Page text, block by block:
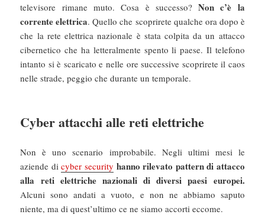
televisore rimane muto. Cosa è successo?Non c’è la
corrente elettrica. Quello che scoprirete qualche ora dopo è
che la rete elettrica nazionale è stata colpita da un attacco
cibernetico che ha letteralmente spento li paese. Il telefono
intanto si è scaricato e nelle ore successive scoprirete il caos
nelle strade, peggio che durante un temporale.
Cyber attacchi alle reti elettriche
Non è uno scenario improbabile. Negli ultimi mesi le
aziende dicyber security hanno rilevato pattern di attacco
alla reti elettriche nazionali di diversi paesi europei.
Alcuni sono andati a vuoto, e non ne abbiamo saputo
niente, ma di quest’ultimo ce ne siamo accorti eccome.